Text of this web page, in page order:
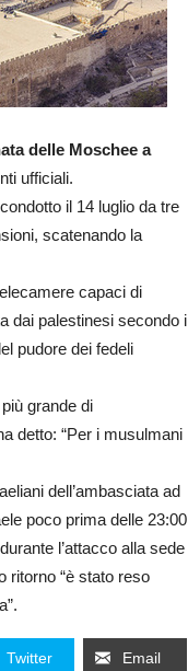
delle Moschee a
ufficiali.
il 14 luglio da tre
scatenando la
capaci di
dai palestinesi secondo i
pudore dei fedeli
grande di
detto: “Per i musulmani
dell’ambasciata ad
poco prima delle 23:00
l’attacco alla sede
ritorno “è stato reso
Twitter Email